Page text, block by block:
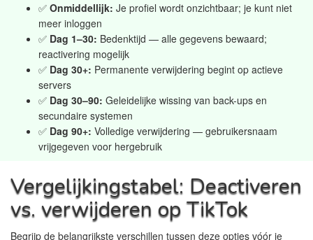
✅ Onmiddellijk: Je profiel wordt onzichtbaar; je kunt niet
meer inloggen
✅ Dag 1–30: Bedenktijd — alle gegevens bewaard;
reactivering mogelijk
✅ Dag 30+: Permanente verwijdering begint op actieve
servers
✅ Dag 30–90: Geleidelijke wissing van back-ups en
secundaire systemen
✅ Dag 90+: Volledige verwijdering — gebruikersnaam
vrijgegeven voor hergebruik
Vergelijkingstabel: Deactiveren
vs. verwijderen op TikTok
Begrijp de belangrijkste verschillen tussen deze opties vóór je